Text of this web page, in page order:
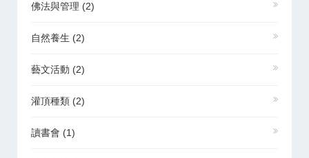
佛法與管理 (2)
自然養生 (2)
藝文活動 (2)
灌頂種類 (2)
讀書會 (1)